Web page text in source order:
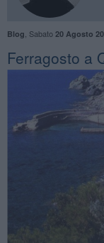
Blog Sabato 20 Agosto
Ferragosto a